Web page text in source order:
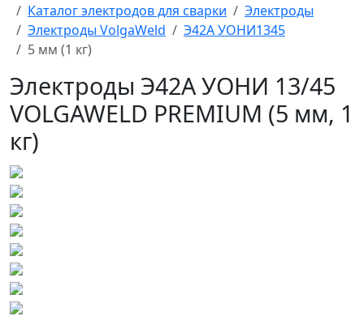
Каталог электродов для сварки
Электроды
Электроды VolgaWeld
Э42А УОНИ1345
5 мм (1 кг)
Электроды Э42А УОНИ 13/45
VOLGAWELD PREMIUM (5 мм, 1
кг)